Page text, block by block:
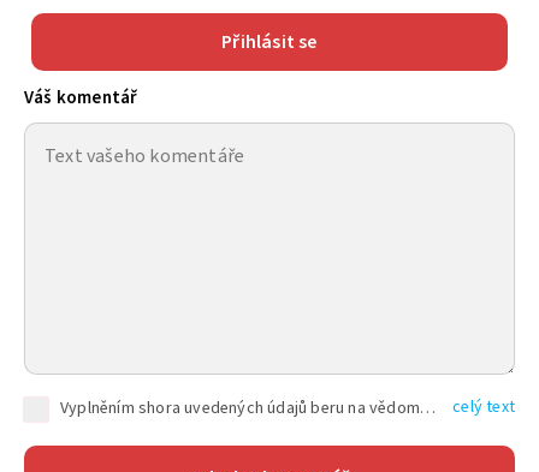
Přihlásit se
Váš komentář
Vyplněním shora uvedených údajů beru na vědomí, že společnost TEXT FACTORY s.r.o., sídlem Brno, Durďákova 336/29, Černá Pole, PSČ: 613 00, IČ: 06157831, zapsané u Krajského soudu v Brně, oddíl C, vložka 100399, bude zpracovávat mé osobní údaje uvedené v rámci mnou vyplněného registračního formuláře na základě oprávněných zájmů TEXT FACTORY s.r.o. dle čl. 6 odst. 1 písm. f) GDPR a pro splnění právních povinností (čl. 6 odst. 1 písm. c) GDPR), a to pro tyto účely: nezbytnost zajistit oprávnění návštěvníka webových stránek provozovaných společností TEXT FACTORY s.r.o. přispívat aktivně ke zveřejněným článkům nebo v rámci diskusních fór a výkon práv TEXT FACTORY s.r.o. jako administrátora těchto diskusních fór. Více informací o zpracování osobních údajů a právech lze nalézt v celý text